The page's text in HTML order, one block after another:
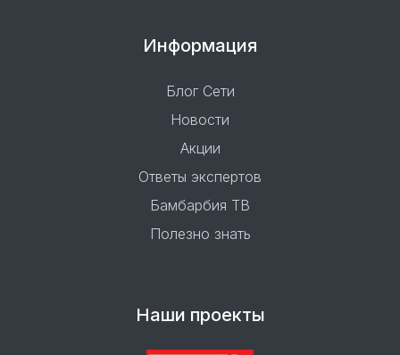
Информация
Блог Сети
Новости
Акции
Ответы экспертов
Бамбарбия ТВ
Полезно знать
Наши проекты